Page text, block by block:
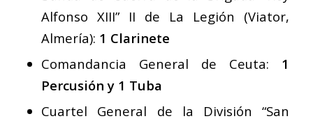
Alfonso XIII” II de La Legión (Viator,
Almería): 1 Clarinete
Comandancia General de Ceuta: 1
Percusión y 1 Tuba
Cuartel General de la División “San